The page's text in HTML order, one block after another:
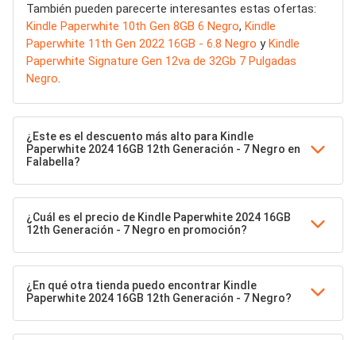
También pueden parecerte interesantes estas ofertas:
Kindle Paperwhite 10th Gen 8GB 6 Negro, Kindle
Paperwhite 11th Gen 2022 16GB - 6.8 Negro yKindle
Paperwhite Signature Gen 12va de 32Gb 7 Pulgadas
Negro
¿Este es el descuento más alto para Kindle
Paperwhite 2024 16GB 12th Generación - 7 Negro en
Falabella?
¿Cuál es el precio de Kindle Paperwhite 2024 16GB
12th Generación - 7 Negro en promoción?
¿En qué otra tienda puedo encontrar Kindle
Paperwhite 2024 16GB 12th Generación - 7 Negro?